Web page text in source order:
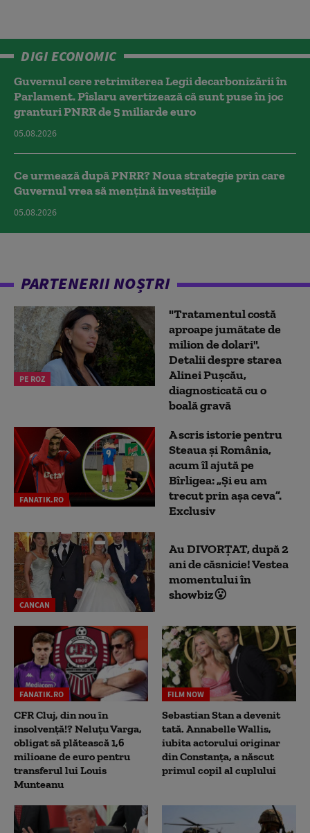
DIGI ECONOMIC
Guvernul cere retrimiterea Legii decarbonizării în
Parlament. Pîslaru avertizează că sunt puse în joc
granturi PNRR de 5 miliarde euro
05.08.2026
Ce urmează după PNRR? Noua strategie prin care
Guvernul vrea să mențină investițiile
05.08.2026
PARTENERII NOȘTRI
PE ROZ
"Tratamentul costă
aproape jumătate de
milion de dolari".
Detalii despre starea
Alinei Pușcău,
diagnosticată cu o
boală gravă
FANATIK.RO
A scris istorie pentru
Steaua și România,
acum îl ajută pe
Bîrligea: „Și eu am
trecut prin așa ceva”.
Exclusiv
CANCAN
Au DIVORȚAT, după 2
ani de căsnicie! Vestea
momentului în
showbiz😮
FANATIK.RO
CFR Cluj, din nou în
insolvență!? Neluțu Varga,
obligat să plătească 1,6
milioane de euro pentru
transferul lui Louis
Munteanu
FILM NOW
Sebastian Stan a devenit
tată. Annabelle Wallis,
iubita actorului originar
din Constanța, a născut
primul copil al cuplului